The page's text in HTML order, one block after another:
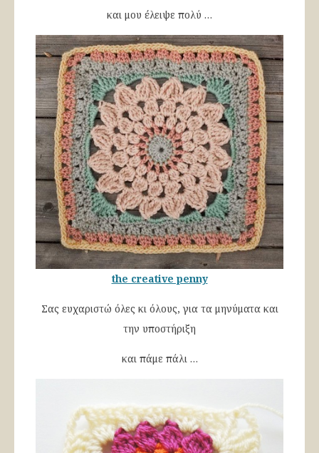
και μου έλειψε πολύ …
the creative penny
Σας ευχαριστώ όλες κι όλους, για τα μηνύματα και
την υποστήριξη
και πάμε πάλι …